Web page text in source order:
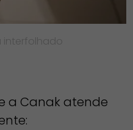
a Canak atende